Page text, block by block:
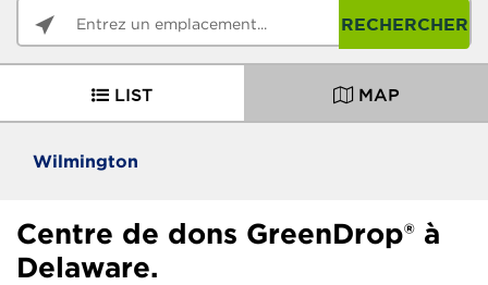
RECHERCHER
LIST MAP
Wilmington
Centre de dons GreenDrop® à
Delaware.